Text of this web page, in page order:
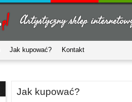
Jak kupować? Kontakt
Jak kupować?